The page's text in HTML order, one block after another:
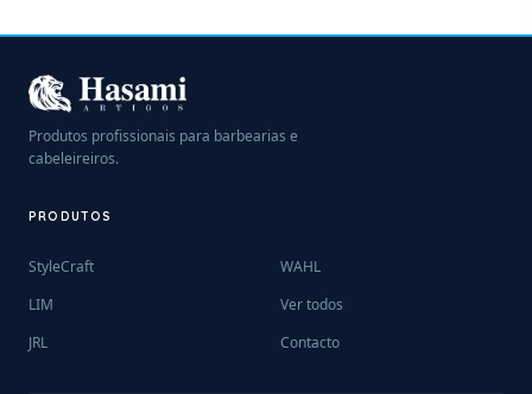
Produtos profissionais para barbearias e
cabeleireiros.
PRODUTOS
StyleCraft
LIM
JRL
WAHL
Ver todos
Contacto